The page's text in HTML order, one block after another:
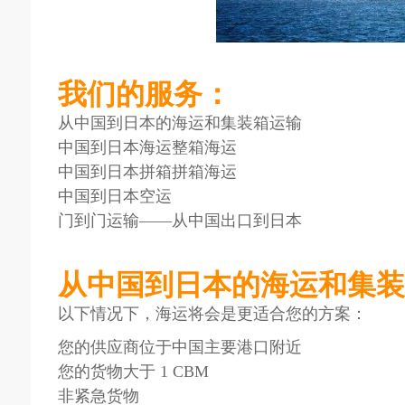
我们的服务：
从中国到日本的海运和集装箱运输
中国到日本海运整箱海运
中国到日本拼箱拼箱海运
中国到日本空运
门到门运输——从中国出口到日本
从中国到日本的海运和集
以下情况下，海运将会是更适合您的方案：
您的供应商位于中国主要港口附近
您的货物大于 1 CBM
非紧急货物